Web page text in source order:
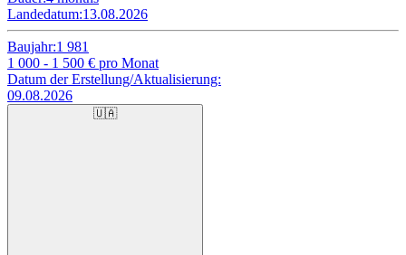
Landedatum:13.08.2026
Baujahr:1 981
1 000 - 1 500 € pro Monat
Datum der Erstellung/Aktualisierung:
09.08.2026
🇺🇦